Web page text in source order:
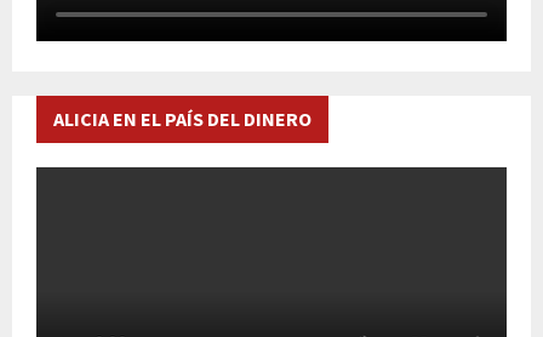
ALICIA EN EL PAÍS DEL DINERO